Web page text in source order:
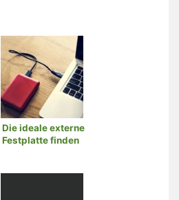
Die ideale externe
Festplatte finden